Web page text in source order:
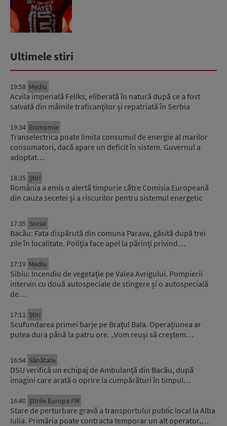
Ultimele stiri
19:58 Mediu
Acvila imperială Feliks, eliberată în natură după ce a fost
salvată din mâinile traficanților și repatriată în Serbia
19:34 Economie
Transelectrica poate limita consumul de energie al marilor
consumatori, dacă apare un deficit în sistem. Guvernul a
adoptat…
18:35 Știri
România a emis o alertă timpurie către Comisia Europeană
din cauza secetei și a riscurilor pentru sistemul energetic
17:35 Social
Bacău: Fata dispărută din comuna Parava, găsită după trei
zile în localitate. Poliția face apel la părinți privind…
17:19 Mediu
Sibiu: Incendiu de vegetație pe Valea Avrigului. Pompierii
intervin cu două autospeciale de stingere și o autospecială
de…
17:11 Știri
Scufundarea primei barje pe Brațul Bala. Operațiunea ar
putea dura până la patru ore. „Vom reuși să creștem…
16:54 Sănătate
DSU verifică un echipaj de Ambulanță din Bacău, după
imagini care arată o oprire la cumpărături în timpul…
16:40 Știrile Europa FM
Stare de perturbare gravă a transportului public local la Alba
Iulia. Primăria poate contracta temporar un alt operator,…